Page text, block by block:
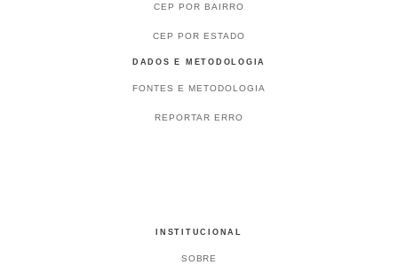
CEP POR BAIRRO
CEP POR ESTADO
DADOS E METODOLOGIA
FONTES E METODOLOGIA
REPORTAR ERRO
INSTITUCIONAL
SOBRE